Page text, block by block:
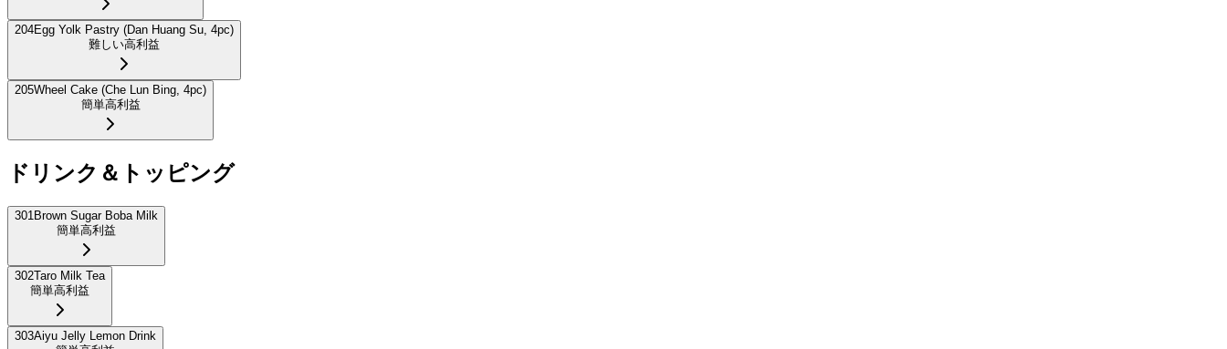
204Egg Yolk Pastry (Dan Huang Su, 4pc)
難しい高利益
205Wheel Cake (Che Lun Bing, 4pc)
簡単高利益
ドリンク＆トッピング
301Brown Sugar Boba Milk
簡単高利益
302Taro Milk Tea
簡単高利益
303Aiyu Jelly Lemon Drink